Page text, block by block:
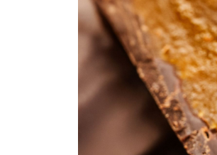
CREME ȘI PASTE TARTINABILE
CEAIURI GRECEȘTI
HEALTHY SNACKS